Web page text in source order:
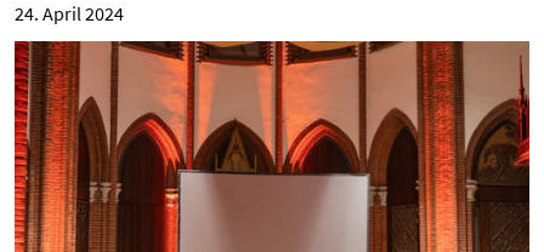
24. April 2024